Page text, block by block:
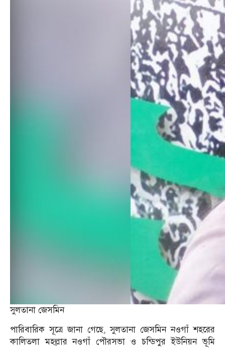
সুলতানা জেসমিন
পারিবারিক সূত্রে জানা গেছে, সুলতানা জেসমিন নওগাঁ শহরের
কালিতলা মহল্লার নওগাঁ পৌরসভা ও চন্ডিপুর ইউনিয়ন ভূমি